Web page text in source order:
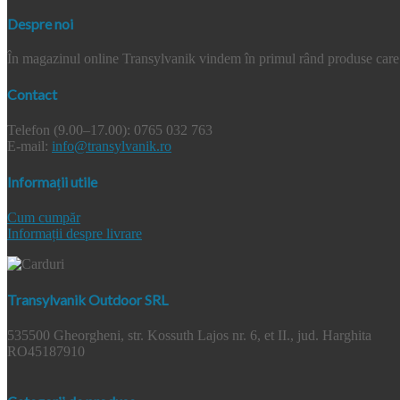
Despre noi
În magazinul online Transylvanik vindem în primul rând produse
Contact
Telefon (9.00–17.00): 0765 032 763
E-mail: info@transylvanik.ro
Informații utile
Cum cumpăr
Informații despre livrare
Transylvanik Outdoor SRL
535500 Gheorgheni, str. Kossuth Lajos nr. 6, et II., jud. Harghita
RO45187910